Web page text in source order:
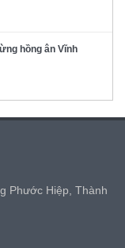
hồng ân Vĩnh
Phước Hiệp, Thành